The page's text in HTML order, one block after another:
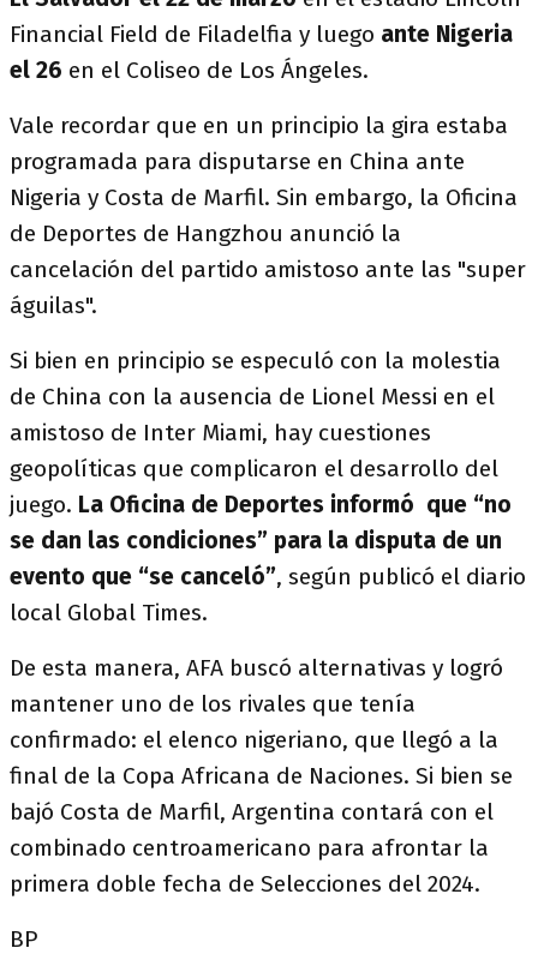
Financial Field de Filadelfia y luego ante Nigeria
el 26 en el Coliseo de Los Ángeles.
Vale recordar que en un principio la gira estaba
programada para disputarse en China ante
Nigeria y Costa de Marfil. Sin embargo, la Oficina
de Deportes de Hangzhou anunció la
cancelación del partido amistoso ante las "super
águilas".
Si bien en principio se especuló con la molestia
de China con la ausencia de Lionel Messi en el
amistoso de Inter Miami, hay cuestiones
geopolíticas que complicaron el desarrollo del
juego. La Oficina de Deportes informó que “no
se dan las condiciones” para la disputa de un
evento que “se canceló”, según publicó el diario
local Global Times.
De esta manera, AFA buscó alternativas y logró
mantener uno de los rivales que tenía
confirmado: el elenco nigeriano, que llegó a la
final de la Copa Africana de Naciones. Si bien se
bajó Costa de Marfil, Argentina contará con el
combinado centroamericano para afrontar la
primera doble fecha de Selecciones del 2024.
BP